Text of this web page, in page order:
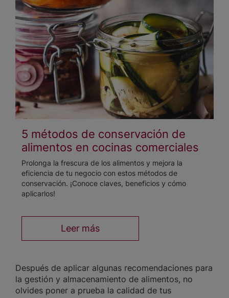
5 métodos de conservación de
alimentos en cocinas comerciales
Prolonga la frescura de los alimentos y mejora la
eficiencia de tu negocio con estos métodos de
conservación. ¡Conoce claves, beneficios y cómo
aplicarlos!
Leer más
Después de aplicar algunas recomendaciones para
la gestión y almacenamiento de alimentos, no
olvides poner a prueba la calidad de tus